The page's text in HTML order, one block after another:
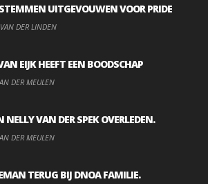
UITGEVOUWEN VOOR PRIDE
DER LINDEN
EIJK HEEFT EEN BOODSCHAP
DER MEULEN
NELLY VAN DER SPEK OVERLEDEN.
DER MEULEN
TERUG BIJ DNOA FAMILIE.